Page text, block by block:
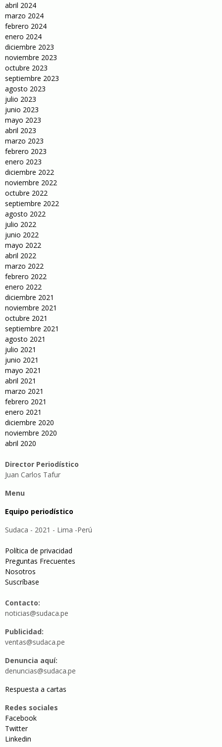
abril 2024
marzo 2024
febrero 2024
enero 2024
diciembre 2023
noviembre 2023
octubre 2023
septiembre 2023
agosto 2023
julio 2023
junio 2023
mayo 2023
abril 2023
marzo 2023
febrero 2023
enero 2023
diciembre 2022
noviembre 2022
octubre 2022
septiembre 2022
agosto 2022
julio 2022
junio 2022
mayo 2022
abril 2022
marzo 2022
febrero 2022
enero 2022
diciembre 2021
noviembre 2021
octubre 2021
septiembre 2021
agosto 2021
julio 2021
junio 2021
mayo 2021
abril 2021
marzo 2021
febrero 2021
enero 2021
diciembre 2020
noviembre 2020
abril 2020
Director Periodístico
Juan Carlos Tafur
Menu
Equipo periodístico
Sudaca - 2021 - Lima -Perú
Política de privacidad
Preguntas Frecuentes
Nosotros
Suscríbase
Contacto:
noticias@sudaca.pe
Publicidad:
ventas@sudaca.pe
Denuncia aquí:
denuncias@sudaca.pe
Respuesta a cartas
Redes sociales
Facebook
Twitter
Linkedin